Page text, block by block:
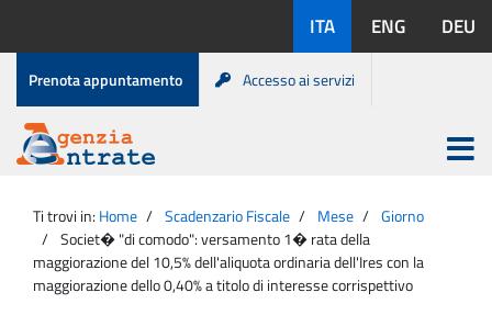
contenuto
disponibili:
ITA ENG DEU
Menu
di
servizio
Prenota appuntamento Accesso ai servizi
Agenzia
Entrate
Apri
menu
principale
Ti trovi in: Home Scadenzario Fiscale Mese
Giorno
Societ� "di comodo": versamento 1� rata della
maggiorazione del 10,5% dell'aliquota ordinaria dell'Ires con la
maggiorazione dello 0,40% a titolo di interesse corrispettivo